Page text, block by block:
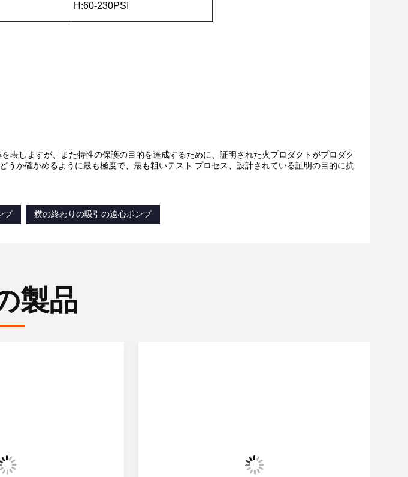
H:60-230PSI
表しますが、また特性の保護の目的を達成するために、証明された火プロダクトがプロダク
うか確かめるように最も極度で、最も粗いテスト プロセス、設計されている証明の目的に抗
プ 横の終わりの吸引の遠心ポンプ
製品